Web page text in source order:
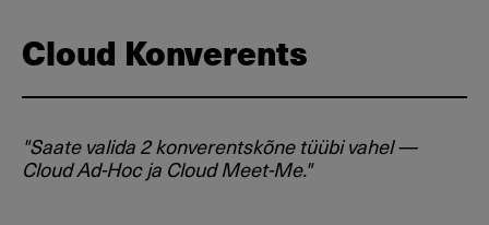
Cloud Konverents
"Saate valida 2 konverentskõne tüübi vahel —
Cloud Ad-Hoc ja Cloud Meet-Me."